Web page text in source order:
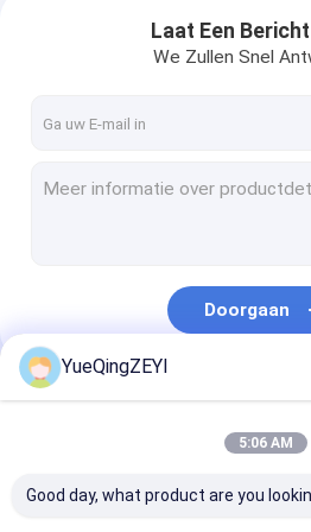
Huis
Over ons
Laat Een
We Zullen Snel
Doorgaan
Onze Categorieën
YueQingZEYI
5:06 AM
Good day, what product are you